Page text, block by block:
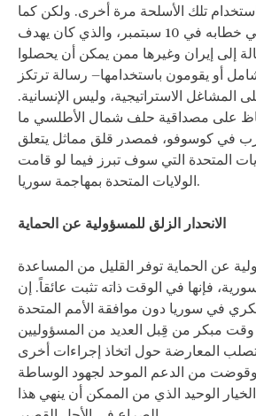
تلك الأسلحة مرة أخرى. ولكن كما
أوضح الرئيس أوباما في خطابه في 10 سبتمبر، والذي كان يهدف
إلى إيران وغيرها ممن يمكن أن يحصلوا
أو يقومون باستخدامها– رسالة ترتكز
المشاغل الاستراتيجية، وليس الإنسانية.
على مصداقية حلف شمال الأطلسي ما
في كوسوفو، فمصدر قلق مماثل يتعلق
المتحدة التي سوف تبرز فيما لو قامت
الولايات المتحدة بمهاجمة سوريا.
الانحدار الزلق للمسؤولية عن الحماية
عن الحماية توفر القليل من المساعدة
فإنها في الوقت ذاته تثبت عائقاً. إن
في سوريا دون موافقة الأمم المتحدة
وقت مبكر من قِبل العديد من المسؤوليين
المعارضة حول اتخاذ إجراءات أخرى
وقوضت من الدعم الموحد لجهود الوساطة
الوحيد الذي من الممكن أن ينهي هذا